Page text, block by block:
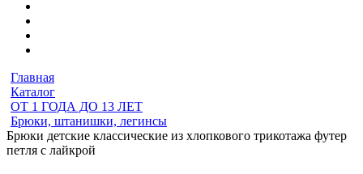
Главная
Каталог
ОТ 1 ГОДА ДО 13 ЛЕТ
Брюки, штанишки, легинсы
Брюки детские классические из хлопкового трикотажа футер
петля с лайкрой